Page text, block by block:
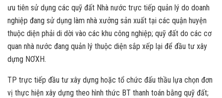
ưu tiên sử dụng các quỹ đất Nhà nước trực tiếp quản lý do doanh
nghiệp đang sử dụng làm nhà xưởng sản xuất tại các quận huyện
thuộc diện phải di dời vào các khu công nghiệp; quỹ đất do các cơ
quan nhà nước đang quản lý thuộc diện sắp xếp lại để đầu tư xây
dựng NƠXH.
TP trực tiếp đầu tư xây dựng hoặc tổ chức đấu thầu lựa chọn đơn
vị thực hiện xây dựng theo hình thức BT thanh toán bằng quỹ đất;